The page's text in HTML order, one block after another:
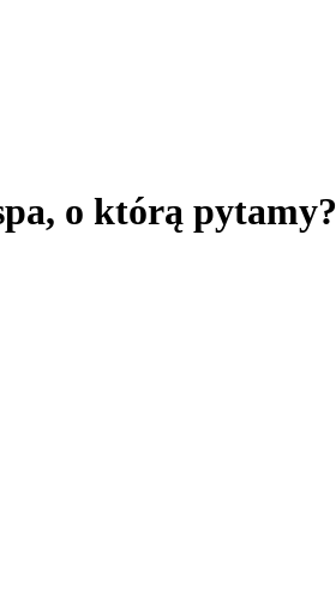
o którą pytamy?